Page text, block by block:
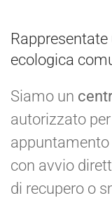
Rappresentate
ecologica
Siamo un
autorizzato
con avvio
di recupero o